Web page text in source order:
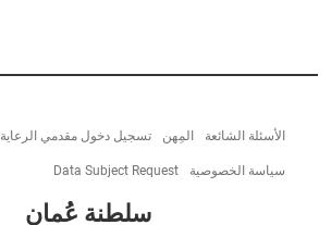
الأسئلة الشائعة المِهن تسجيل دخول مقدمي الرعاية
سياسة الخصوصية Data Subject Request
سلطنة عُمان